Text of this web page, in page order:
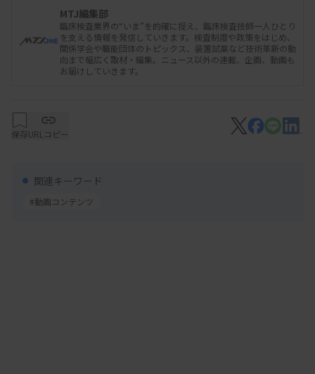
MTJ編集部
臨床検査業界の“いま”を的確に捉え、臨床検査技師一人ひとり
を支える情報を発信していきます。検査制度や政策をはじめ、
関係学会や職能団体のトピックス、装置試薬など技術革新の動
向まで幅広く取材・編集。ニュース以外の連載、企画、動画も
お届けしていきます。
保存URLコピー
関連キーワード
#動画コンテンツ